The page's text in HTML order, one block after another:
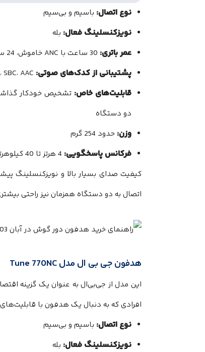
نوع اتصال: باسیم و بی‌سیم
نویزکنسلینگ فعال: بله
عمر باتری:
پشتیبانی از کدک‌های صوتی:
قابلیت‌های خاص: تشخیص خودکار
دو دستگاه
وزن: حدود 254 گرم
فرکانس پاسخگویی:
کیفیت صدای بسیار بالا و نویزکنسلینگ
اتصال به دو دستگاه همزمان نیز راحتی
هدفون جی بی ال مدل Tune 770NC
این مدل از جی‌بی‌ال به عنوان یک گزینه
افرادی که به دنبال یک هدفون با
نوع اتصال: باسیم و بی‌سیم
نویزکنسلینگ فعال: بله